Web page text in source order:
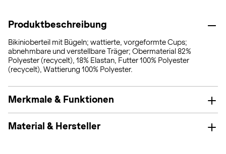
Produktbeschreibung
Bikinioberteil mit Bügeln; wattierte, vorgeformte Cups;
abnehmbare und verstellbare Träger; Obermaterial 82%
Polyester (recycelt), 18% Elastan, Futter 100% Polyester
(recycelt), Wattierung 100% Polyester.
Merkmale & Funktionen
Material & Hersteller